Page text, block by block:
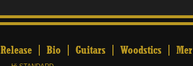
Release Bio Guitars Woodstics